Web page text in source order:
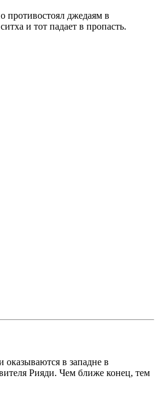
джедаям в
и тот падает в пропасть.
оказываются в западне в
Рияди. Чем ближе конец, тем